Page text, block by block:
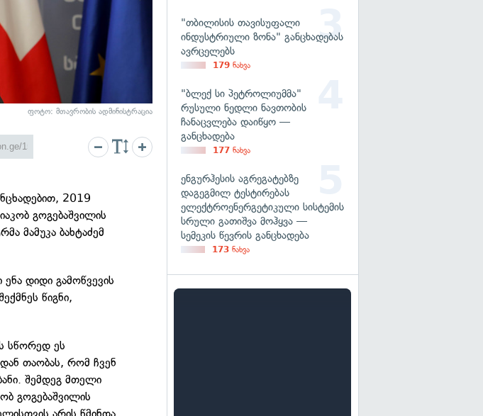
ფოტო: მთავრობის ადმინისტრაცია
2019
გოგებაშვილის
მამუკა ბახტაძემ
დიდი გამოწვევის
წიგნი,
სწორედ ეს
თაობას, რომ ჩვენ
შემდეგ მთელი
გოგებაშვილის
"თბილისის თავისუფალი
ინდუსტრიული ზონა" განცხადებას
ავრცელებს
179 ნახვა
"ბლექ სი პეტროლიუმმა"
რუსული ნედლი ნავთობის
ჩანაცვლება დაიწყო —
განცხადება
177 ნახვა
ენგურჰესის აგრეგატებზე
დაგეგმილ ტესტირებას
ელექტროენერგეტიკული სისტემის
სრული გათიშვა მოჰყვა —
სემეკის წევრის განცხადება
173 ნახვა